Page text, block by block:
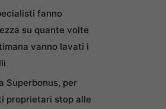
fanno
su quante volte
vanno lavati i
Superbonus, per
proprietari stop alle